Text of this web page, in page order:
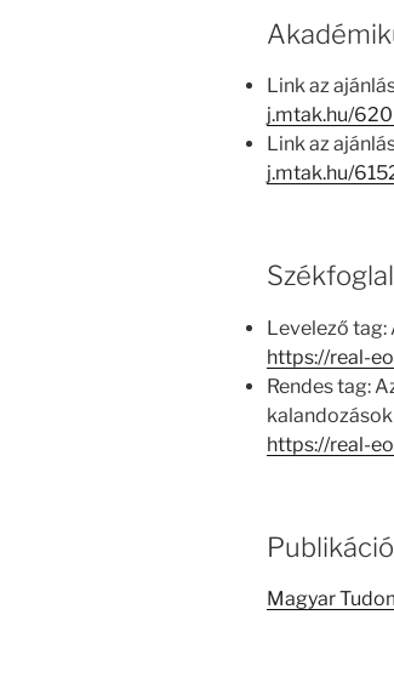
Link az
j.mtak.hu/
Link az
j.mtak.hu/
Levelező
https://real-
Rendes tag:
https://real-
Magyar